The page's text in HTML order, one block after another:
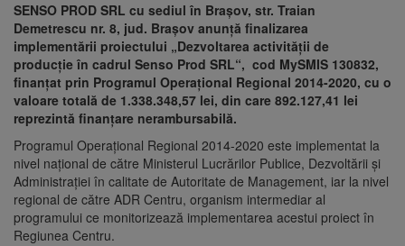
SENSO PROD SRL cu sediul în Brașov, str. Traian
Demetrescu nr. 8, jud. Brașov anunță finalizarea
implementării proiectului „Dezvoltarea activității de
producție în cadrul Senso Prod SRL“, cod MySMIS 130832,
finanțat prin Programul Operațional Regional 2014-2020, cu o
valoare totală de 1.338.348,57 lei, din care 892.127,41 lei
reprezintă finanțare nerambursabilă.
Programul Operațional Regional 2014-2020 este implementat la
nivel național de către Ministerul Lucrărilor Publice, Dezvoltării și
Administrației în calitate de Autoritate de Management, iar la nivel
regional de către ADR Centru, organism intermediar al
programului ce monitorizează implementarea acestui proiect în
Regiunea Centru.